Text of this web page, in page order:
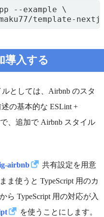
template-
導入する
としては、Airbnb のスタ
の基本的な ESLint +
、追加で Airbnb スタイル
airbnb
共有設定を用意
ま使うと TypeScript 用のカ
ら TypeScript 用の対応が入
を使うことにします。